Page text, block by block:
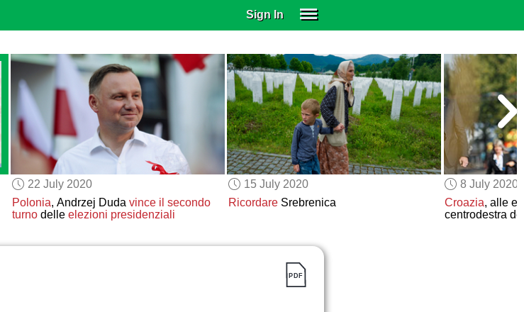
Sign In
SUBSCRIBE
EDUCATIONAL LICENSES
GIFT CARDS
OTHER LANGUAGES
ABOUT US
ALEXA
ADJUST COLORS
22 July 2020
Polonia, Andrzej Duda vince il secondo
turnodelle elezioni presidenziali
15 July 2020
RicordareSrebrenica
8 July 2020
Croazia, alle
centrodestra